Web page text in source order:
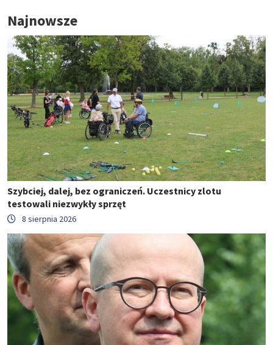
Najnowsze
Szybciej, dalej, bez ograniczeń. Uczestnicy zlotu
testowali niezwykły sprzęt
8 sierpnia 2026